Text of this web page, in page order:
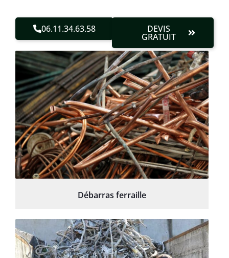
06.11.34.63.58 DEVIS
GRATUIT
Débarras ferraille